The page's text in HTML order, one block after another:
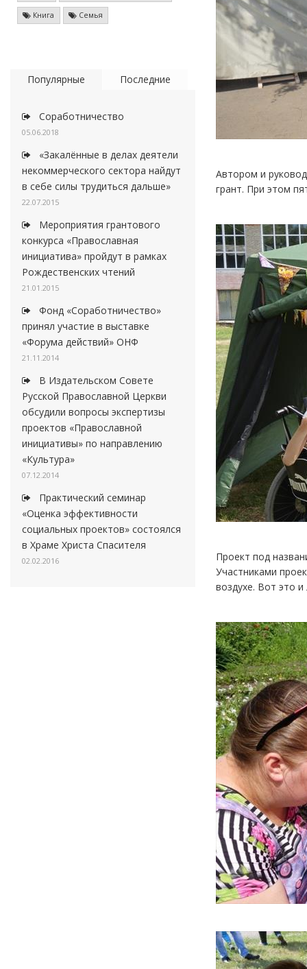
Книга Семья
Популярные Последние
Соработничество
05.06.2018
«Закалённые в делах деятели
некоммерческого сектора найдут
в себе силы трудиться дальше»
22.07.2015
Мероприятия грантового
конкурса «Православная
инициатива» пройдут в рамках
Рождественских чтений
21.01.2015
Фонд «Соработничество»
принял участие в выставке
«Форума действий» ОНФ
21.11.2014
В Издательском Совете
Русской Православной Церкви
обсудили вопросы экспертизы
проектов «Православной
инициативы» по направлению
«Культура»
07.12.2014
Практический семинар
«Оценка эффективности
социальных проектов» состоялся
в Храме Христа Спасителя
02.02.2016
Автором и
грант. При этом
Проект под
Участниками
воздухе. Вот это